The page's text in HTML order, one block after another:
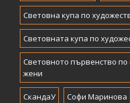
Световна купа по
Световната купа по
Световното първенство
жени
СкандаУ Софи Маринова